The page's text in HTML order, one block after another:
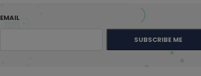
EMAIL
SUBSCRIBE ME